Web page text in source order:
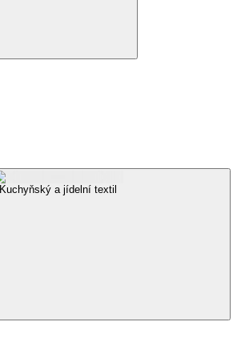
Kuchyňský a jídelní textil